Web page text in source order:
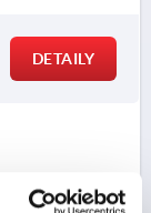
DETAILY